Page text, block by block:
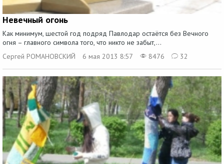
Невечный огонь
Как минимум, шестой год подряд Павлодар остаётся без Вечного
огня – главного символа того, что никто не забыт,...
Сергей РОМАНОВСКИЙ
6 мая 2013 8:57 8476 32